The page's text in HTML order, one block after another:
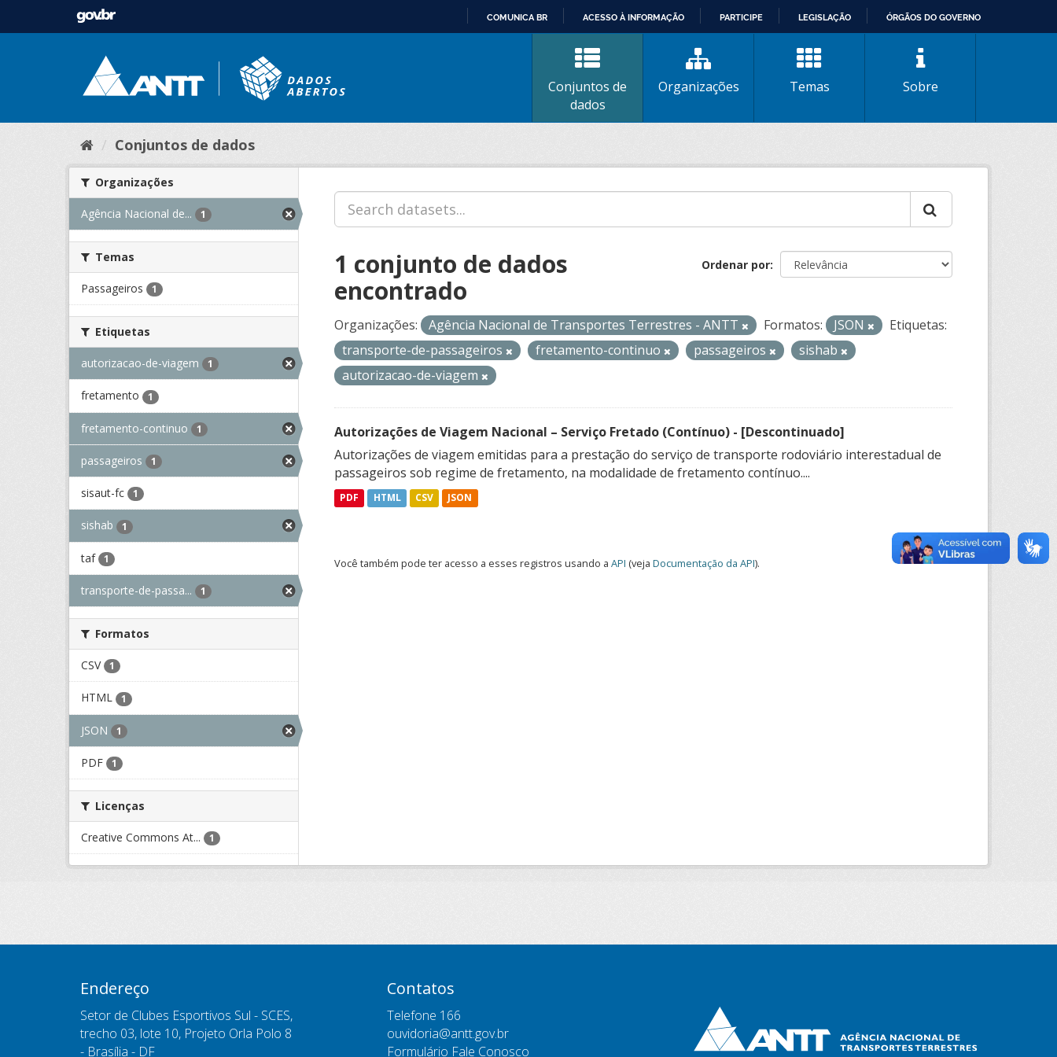
CONTEÚDO
COMUNICA BR ACESSO À INFORMAÇÃO PARTICIPE LEGISLAÇÃO ÓRGÃOS DO GOVERNO
Conjuntos de
dados
Organizações Temas Sobre
Conjuntos de dados
Organizações
Agência Nacional de... 1
Temas
Passageiros 1
Etiquetas
autorizacao-de-viagem 1
fretamento 1
fretamento-continuo 1
passageiros 1
sisaut-fc 1
sishab 1
taf 1
transporte-de-passa... 1
Formatos
CSV 1
HTML 1
JSON 1
PDF 1
Licenças
Creative Commons At... 1
Ordenar por
1 conjunto de dados
encontrado
Organizações: Agência Nacional de Transportes Terrestres - ANTT Formatos: JSON
Etiquetas:
transporte-de-passageiros
fretamento-continuo passageiros
sishab
autorizacao-de-viagem
Autorizações de Viagem Nacional – Serviço Fretado (Contínuo) - [Descontinuado]
Autorizações de viagem emitidas para a prestação do serviço de transporte rodoviário interestadual de
passageiros sob regime de fretamento, na modalidade de fretamento contínuo....
PDF HTML CSV JSON
Você também pode ter acesso a esses registros usando a API (veja Documentação da API).
Endereço
Setor de Clubes Esportivos Sul - SCES,
trecho 03, lote 10, Projeto Orla Polo 8
- Brasília - DF
Contatos
Telefone 166
ouvidoria@antt.gov.br
Formulário Fale Conosco